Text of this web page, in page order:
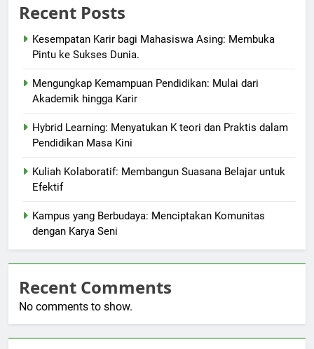
Recent Posts
Kesempatan Karir bagi Mahasiswa Asing: Membuka
Pintu ke Sukses Dunia.
Mengungkap Kemampuan Pendidikan: Mulai dari
Akademik hingga Karir
Hybrid Learning: Menyatukan K teori dan Praktis dalam
Pendidikan Masa Kini
Kuliah Kolaboratif: Membangun Suasana Belajar untuk
Efektif
Kampus yang Berbudaya: Menciptakan Komunitas
dengan Karya Seni
Recent Comments
No comments to show.